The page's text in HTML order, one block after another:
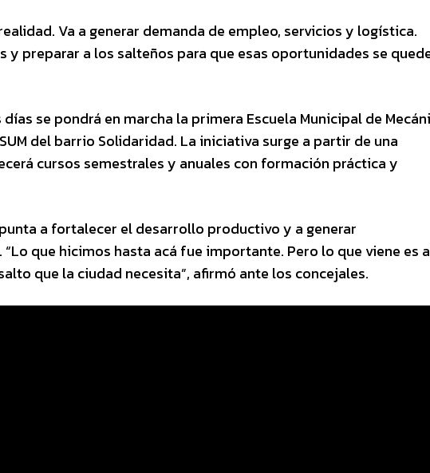
Va a generar demanda de empleo, servicios y logística.
preparar a los salteños para que esas oportunidades se
se pondrá en marcha la primera Escuela Municipal de
del barrio Solidaridad. La iniciativa surge a partir de una
cursos semestrales y anuales con formación práctica y
a fortalecer el desarrollo productivo y a generar
que hicimos hasta acá fue importante. Pero lo que viene es
que la ciudad necesita”, afirmó ante los concejales.